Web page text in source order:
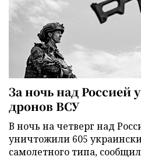
За ночь над Россией
дронов ВСУ
В ночь на четверг над
уничтожили 605
самолетного типа,